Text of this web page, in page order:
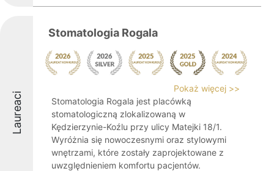
Laureaci
Stomatologia Rogala
Pokaż więcej >>
Stomatologia Rogala jest placówką
stomatologiczną zlokalizowaną w
Kędzierzynie-Koźlu przy ulicy Matejki 18/1.
Wyróżnia się nowoczesnymi oraz stylowymi
wnętrzami, które zostały zaprojektowane z
uwzględnieniem komfortu pacjentów.